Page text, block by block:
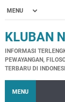
KLUBAN
INFORMASI
PEWAYANGAN,
TERBARU DI
MENU